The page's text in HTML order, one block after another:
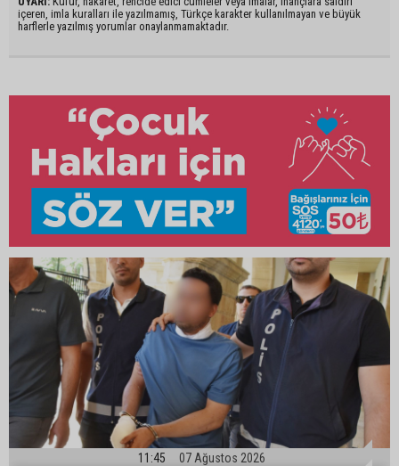
içeren, imla kuralları ile yazılmamış, Türkçe karakter kullanılmayan ve büyük
harflerle yazılmış yorumlar onaylanmamaktadır.
11:45 07 Ağustos 2026